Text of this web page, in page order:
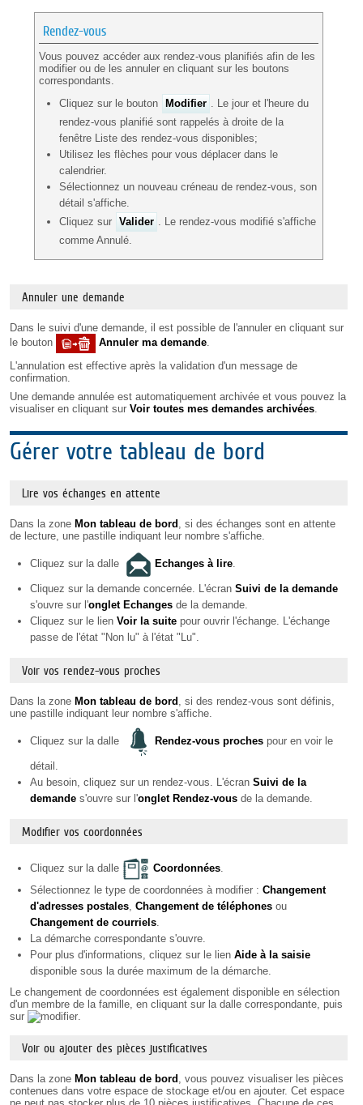
Rendez-vous
Vous pouvez accéder aux rendez-vous planifiés afin de les
modifier ou de les annuler en cliquant sur les boutons
correspondants.
Cliquez sur le bouton
Modifier . Le jour et l'heure du
rendez-vous planifié sont rappelés à droite de la
fenêtre Liste des rendez-vous disponibles;
Utilisez les flèches pour vous déplacer dans le
calendrier.
Sélectionnez un nouveau créneau de rendez-vous, son
détail s'affiche.
Cliquez sur Valider . Le rendez-vous modifié s'affiche
comme Annulé.
Annuler une demande
Dans le suivi d'une demande, il est possible de l'annuler en cliquant sur
le bouton
Annuler ma demande.
L'annulation est effective après la validation d'un message de
confirmation.
Une demande annulée est automatiquement archivée et vous pouvez la
visualiser en cliquant sur Voir toutes mes demandes archivées.
Gérer votre tableau de bord
Lire vos échanges en attente
Dans la zone Mon tableau de bord
, si des échanges sont en attente
de lecture, une pastille indiquant leur nombre s'affiche.
Cliquez sur la dalle Echanges à lire.
Cliquez sur la demande concernée. L'écran Suivi de la demande
s'ouvre sur l'onglet Echangesde la demande.
Cliquez sur le lien Voir la suitepour ouvrir l'échange. L'échange
passe de l'état "Non lu" à l'état "Lu".
Voir vos rendez-vous proches
Dans la zone Mon tableau de bord
, si des rendez-vous sont définis,
une pastille indiquant leur nombre s'affiche.
Cliquez sur la dalle Rendez-vous prochespour en voir le
détail.
Au besoin, cliquez sur un rendez-vous. L'écran Suivi de la
demandes'ouvre sur l'onglet Rendez-vousde la demande.
Modifier vos coordonnées
Cliquez sur la dalle Coordonnées.
Sélectionnez le type de coordonnées à modifier : Changement
d'adresses postales, Changement de téléphones ou
Changement de courriels.
La démarche correspondante s'ouvre.
Pour plus d'informations, cliquez sur le lien Aide à la saisie
disponible sous la durée maximum de la démarche.
Le changement de coordonnées est également disponible en sélection
d'un membre de la famille, en cliquant sur la dalle correspondante, puis
sur
.
Voir ou ajouter des pièces justificatives
Dans la zone Mon tableau de bord , vous pouvez visualiser les pièces
contenues dans votre espace de stockage et/ou en ajouter. Cet espace